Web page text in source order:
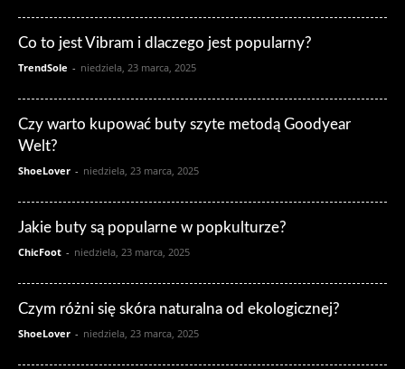
Co to jest Vibram i dlaczego jest popularny?
TrendSole - niedziela, 23 marca, 2025
Czy warto kupować buty szyte metodą Goodyear
Welt?
ShoeLover - niedziela, 23 marca, 2025
Jakie buty są popularne w popkulturze?
ChicFoot - niedziela, 23 marca, 2025
Czym różni się skóra naturalna od ekologicznej?
ShoeLover - niedziela, 23 marca, 2025